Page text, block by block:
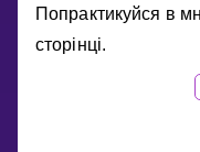
ТАБЛИЦЯ
МНОЖЕННЯ
НА
Попрактикуйся в
сторінці.